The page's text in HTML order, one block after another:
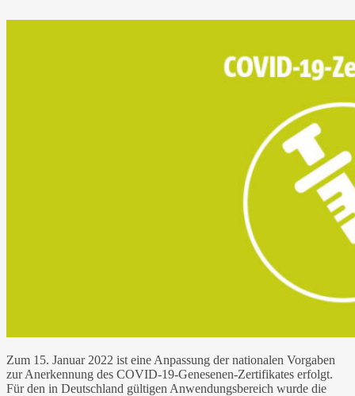
Zum 15. Januar 2022 ist eine Anpassung der nationalen Vorgaben
zur Anerkennung des COVID-19-Genesenen-Zertifikates erfolgt.
Für den in Deutschland gültigen Anwendungsbereich wurde die